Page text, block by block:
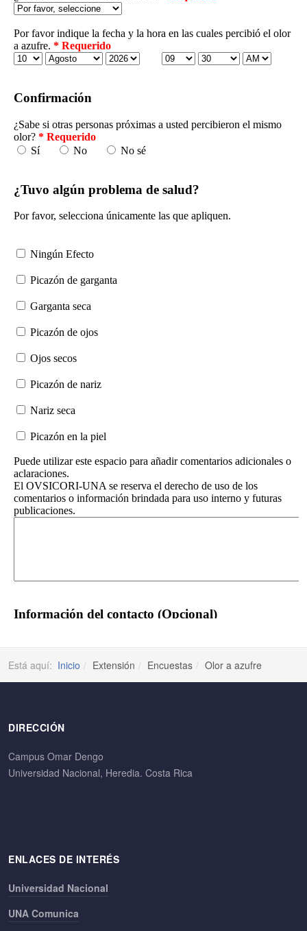
Está aquí: Inicio Extensión Encuestas Olor a azufre
DIRECCIÓN
Campus Omar Dengo
Universidad Nacional, Heredia. Costa Rica
ENLACES DE INTERÉS
Universidad Nacional
UNA Comunica